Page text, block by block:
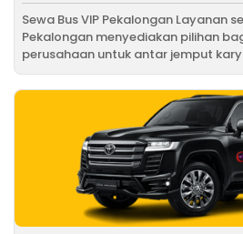
Sewa Bus VIP Pekalongan Layanan
Pekalongan menyediakan pilihan
perusahaan untuk antar jemput